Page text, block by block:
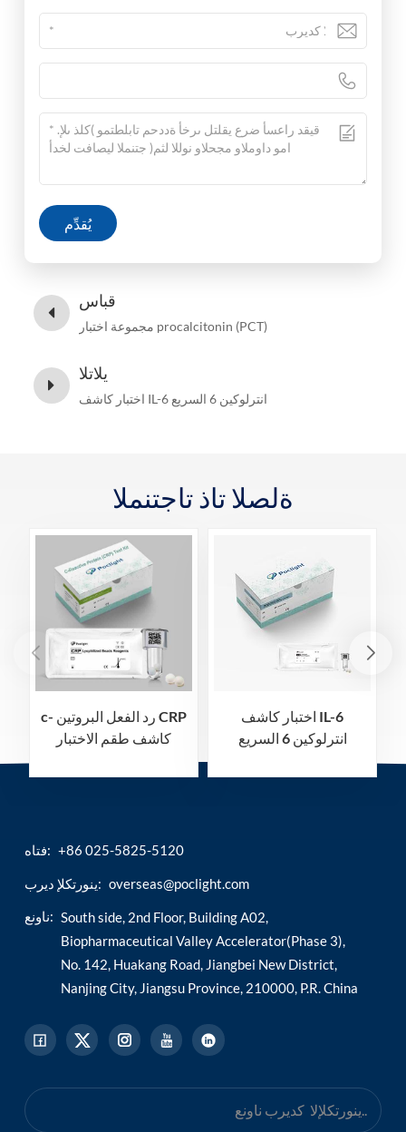
يُقدِّم
قباس
مجموعة اختبار procalcitonin (PCT)
يلاتلا
اختبار كاشف IL-6 انترلوكين 6 السريع
ةلصلا تاذ تاجتنملا
c- رد الفعل البروتين CRP
كاشف طقم الاختبار
اختبار كاشف IL-6
انترلوكين 6 السريع
فتاه: +86 025-5825-5120
ينورتكلإ ديرب: overseas@poclight.com
ناونع: South side, 2nd Floor, Building A02,
Biopharmaceutical Valley Accelerator(Phase 3),
No. 142, Huakang Road, Jiangbei New District,
Nanjing City, Jiangsu Province, 210000, P.R. China